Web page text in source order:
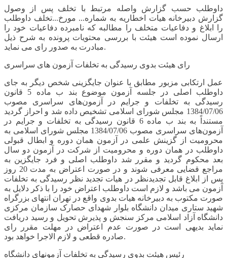
داوطلب حسب گزارش واصله مرتبط با تخلف پس از وصول
گزارش دبیرخانه هیات اخطاریه به شماره... مورخ...تخلف داوطلب
را ابلاغ و دفاعیات متخلف را مطالبه که نامبرده دفاعیات خود را
ارسال نموده است هیئت با بررسی محتویات پرونده به شرح ذیل
مبادرت به صدور رای می نماید.
رای هیئت بدوی رسیدگی به تخلفات آزمون های سراسری
عمل ارتکابی مزبور مطابق با عنوان جایگزینی شخص دیگر به جای
داوطلب اصلی در جلسه آزمون موضوع بند ب ماده 5 قانون
رسیدگی به تخلفات و جرایم در آزمون‌های سراسری مصوب
1384/07/06 مجلس شورای اسلامی تشخیص داده شد و احراز گردید
مستنداً به بند ب ماده 6 قانون رسیدگی به تخلفات و جرایم در
آزمون‌های سراسری مصوب 1384/07/06 مجلس شورای اسلامی به
محرومیت از گزینش علمی در آزمون همان دوره و ابطال قبولی
داوطلب در همان دوره و محرومیت از شرکت در آزمون دو سال
بعد محکوم گردید و مقرر شد داوطلب اصلی و فرد جایگزین به
مراجع قضایی معرفی شوند و در صورت اعتراض به مدت 20 روز
پس از ابلاغ قابل تجدیدنظر در هیات تجدید نظر رسیدگی به تخلفات
آزمون می باشد و لازم است داوطلب اعتراض خود را با ذکر دلایل به
صورت مکتوب به دبیرخانه هیات بدوی واقع در تهران انتهای بزرگراه
شهید ستاری میدان دانشگاه بلوار شهدای حصارک سازمان مرکزی
دانشگاه آزاد اسلامی مرکز سنجش و پذیرش تحویل و رسید دریافت
نماید بدیهی است در صورت عدم اعتراض در مهلت مقرر رای
صادره قطعی و لازم الاجرا خواهد بود.
رئیس هیئت بدوی رسیدگی به تخلفات آزمونهای دانشگاه